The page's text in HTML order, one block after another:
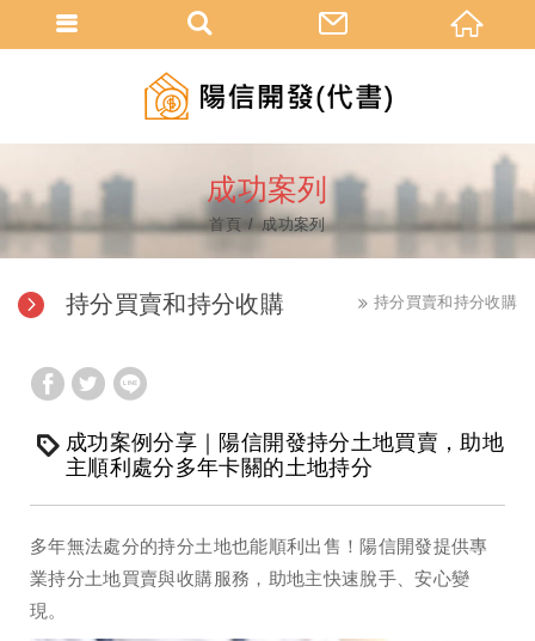
成功案列
首頁 成功案列
持分買賣和持分收購 持分買賣和持分收購
成功案例分享｜陽信開發持分土地買賣，助地
主順利處分多年卡關的土地持分
多年無法處分的持分土地也能順利出售！陽信開發提供專
業持分土地買賣與收購服務，助地主快速脫手、安心變
現。